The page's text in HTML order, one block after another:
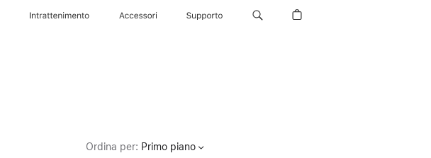
Intrattenimento Accessori Supporto
Ordina per: Primo piano